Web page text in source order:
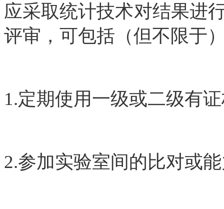
应采取统计技术对结果进
评审，可包括（但不限于
1.定期使用一级或二级有
2.参加实验室间的比对或